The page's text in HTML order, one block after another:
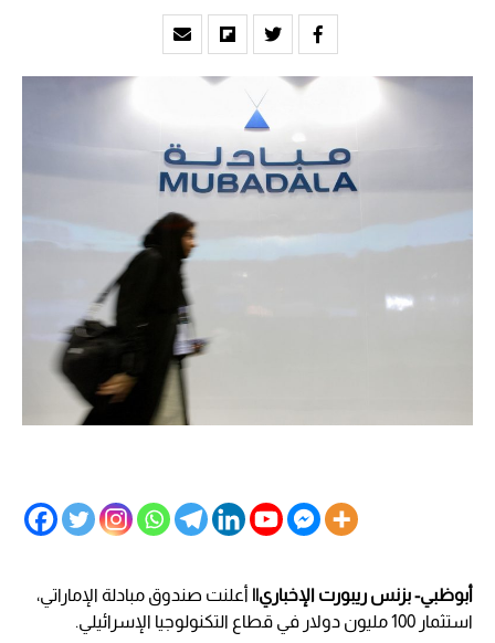
أبوظبي- بزنس ريبورت الإخباري|| أعلنت صندوق مبادلة الإماراتي،
استثمار 100 مليون دولار في قطاع التكنولوجيا الإسرائيلي.